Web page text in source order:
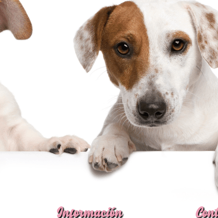
Información